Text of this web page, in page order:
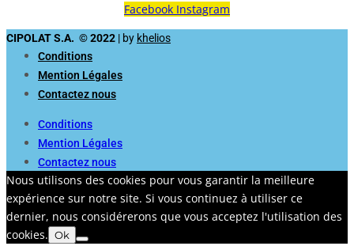
Facebook Instagram
CIPOLAT S.A. © 2022 | by khelios
Conditions
Mention Légales
Contactez nous
Conditions
Mention Légales
Contactez nous
Nous utilisons des cookies pour vous garantir la meilleure
expérience sur notre site. Si vous continuez à utiliser ce
dernier, nous considérerons que vous acceptez l'utilisation des
cookies. Ok